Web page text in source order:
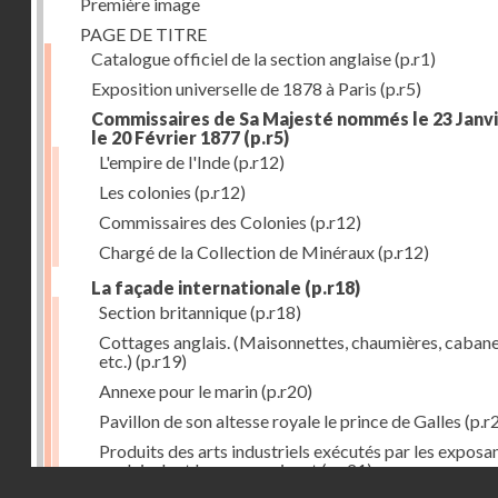
PAGE DE TITRE
Catalogue officiel de la section anglaise(p.r1)
Exposition universelle de 1878 à Paris (p.r5)
Commissaires de Sa Majesté nommés le 23
le 20 Février 1877 (p.r5)
L'empire de l'Inde(p.r12)
Les colonies (p.r12)
Commissaires des Colonies (p.r12)
Chargé de la Collection de Minéraux(p.r12)
La façade internationale (p.r18)
Section britannique(p.r18)
Cottages anglais. (Maisonnettes, chaumières,
etc.) (p.r19)
Annexe pour le marin(p.r20)
Pavillon de son altesse royale le prince de Galles
Produits des arts industriels exécutés par les
anglais dont les noms suivent(p.r21)